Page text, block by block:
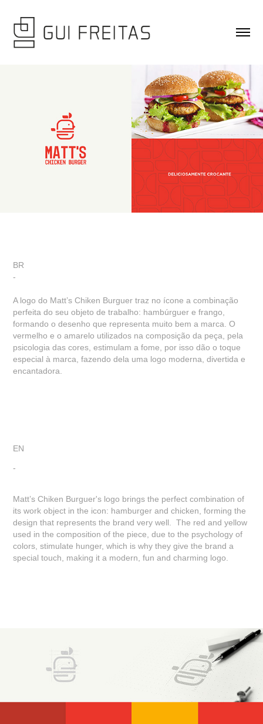
BR
-
A logo do Matt’s Chiken Burguer traz no ícone a combinação
perfeita do seu objeto de trabalho: hambúrguer e frango,
formando o desenho que representa muito bem a marca. O
vermelho e o amarelo utilizados na composição da peça, pela
psicologia das cores, estimulam a fome, por isso dão o toque
especial à marca, fazendo dela uma logo moderna, divertida e
encantadora.
EN
-
Matt’s Chiken Burguer's logo brings the perfect combination of
its work object in the icon: hamburger and chicken, forming the
design that represents the brand very well. The red and yellow
used in the composition of the piece, due to the psychology of
colors, stimulate hunger, which is why they give the brand a
special touch, making it a modern, fun and charming logo.